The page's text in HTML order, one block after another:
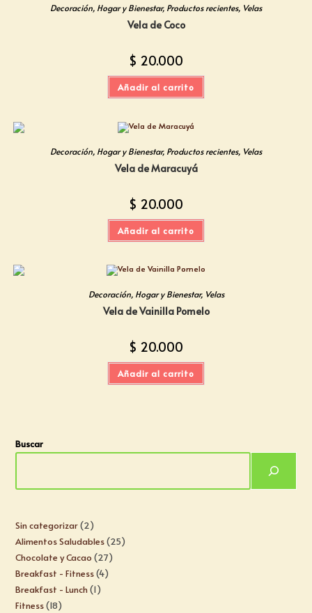
Decoración, Hogar y Bienestar, Productos recientes, Velas
Vela de Coco
$ 20.000
Añadir al carrito
Decoración, Hogar y Bienestar, Productos recientes, Velas
Vela de Maracuyá
$ 20.000
Añadir al carrito
Decoración, Hogar y Bienestar, Velas
Vela de Vainilla Pomelo
$ 20.000
Añadir al carrito
Buscar
Sin categorizar 2
Alimentos Saludables 25
Chocolate y Cacao 27
Breakfast - Fitness 4
Breakfast - Lunch 1
Fitness 18